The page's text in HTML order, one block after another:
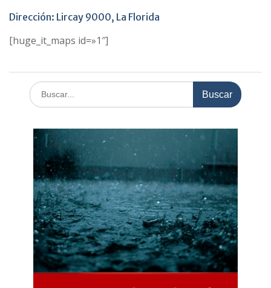
Dirección: Lircay 9000, La Florida
[huge_it_maps id=»1″]
Buscar: